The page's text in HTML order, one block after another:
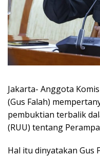
Jakarta- Anggota
(Gus Falah)
pembuktian terbalik
(RUU) tentang
Hal itu dinyatakan Gus